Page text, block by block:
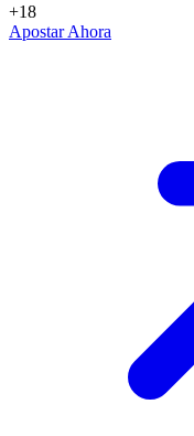
+18
Apostar Ahora